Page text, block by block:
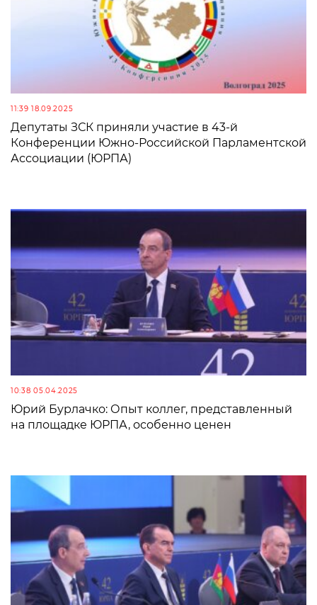
11:39 18.09.2025
Депутаты ЗСК приняли участие в 43-й
Конференции Южно-Российской Парламентской
Ассоциации (ЮРПА)
10:38 05.04.2025
Юрий Бурлачко: Опыт коллег, представленный
на площадке ЮРПА, особенно ценен